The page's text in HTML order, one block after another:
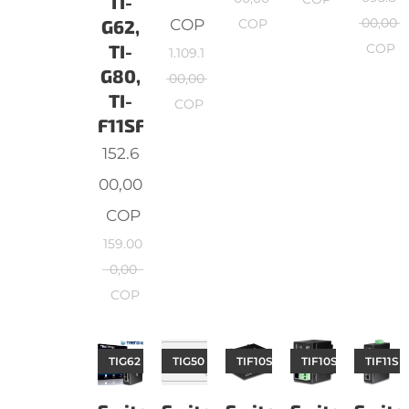
G62,
TI-
G80,
TI-
F11SFP
152.6
00,00
COP
159.00
0,00
COP
COP
1.109.1
00,00
COP
COP
00,00
COP
TIG62 TIG50 TIF10S30 TIF10SC